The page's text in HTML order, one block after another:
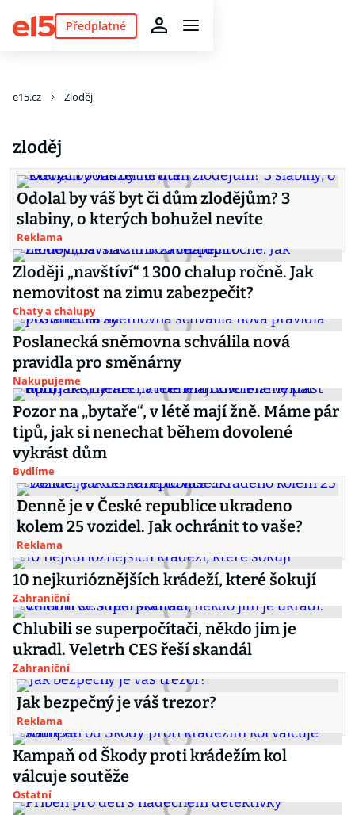
Předplatné
e15.cz Zloděj
zloděj
Odolal by váš byt či dům zlodějům? 3
slabiny, o kterých bohužel nevíte
Reklama
Zloději „navštíví“ 1 300 chalup ročně. Jak
nemovitost na zimu zabezpečit?
Chaty a chalupy
Poslanecká sněmovna schválila nová
pravidla pro směnárny
Nakupujeme
Pozor na „bytaře“, v létě mají žně. Máme pár
tipů, jak si nenechat během dovolené
vykrást dům
Bydlíme
Denně je v České republice ukradeno
kolem 25 vozidel. Jak ochránit to vaše?
Reklama
10 nejkurióznějších krádeží, které šokují
Zahraniční
Chlubili se superpočítači, někdo jim je
ukradl. Veletrh CES řeší skandál
Zahraniční
Jak bezpečný je váš trezor?
Reklama
Kampaň od Škody proti krádežím kol
válcuje soutěže
Ostatní